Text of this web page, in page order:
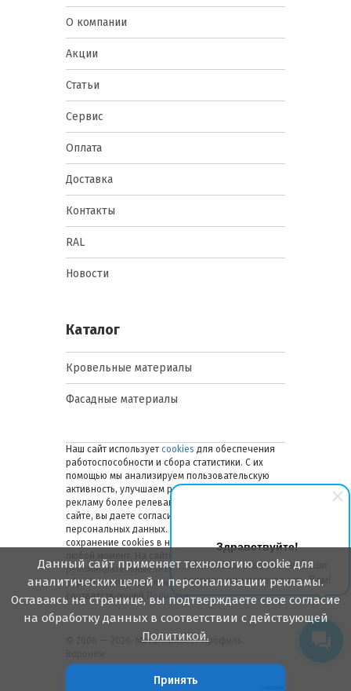
Здравствуйте!
Мы готовы ответить на Ваши
вопросы или перезвонить Вам!
О компании
Акции
Статьи
Сервис
Оплата
Доставка
Контакты
RAL
Новости
Каталог
Кровельные материалы
Фасадные материалы
Наш сайт использует cookies для обеспечения
работоспособности и сбора статистики. С их
помощью мы анализируем пользовательскую
активность, улучшаем работу сайта и делаем
рекламу более релевантной. Оставаясь на
сайте, вы даете согласие на обработку ваших
персональных данных. Вы можете отключить
сохранение cookies в настройках браузера в
любой момент. На сайте также применяются
рекомендательные технологии. Подробнее об
обработке персональных данных — в
соответствующей
Политике.
© 2006 — 2026. Металлинвест Профиль.
Данный сайт применяет технологию cookie для
аналитических целей и персонализации рекламы.
Оставаясь на странице, вы подтверждаете свое согласие
на обработку данных в соответствии с действующей
Политикой.
Принять